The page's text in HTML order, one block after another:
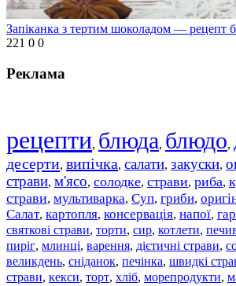
Запіканка з тертим шоколадом — рецепт
221 0 0
Реклама
рецепти, блюда, блюдо,
десерти, випічка, салати, закуски,
страви, м'ясо, солодке, страви, риба,
страви, мультиварка, Суп, гриби,
Салат, картопля, консервація, напої,
святкові страви, торти, сир, котлети,
пиріг, млинці, варення, дієтичні страви,
великдень, сніданок, печінка, швидкі
страви, кекси, торт, хліб, морепродукти,